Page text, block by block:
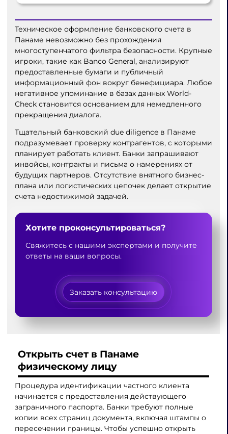
Техническое оформление банковского счета в
Панаме невозможно без прохождения
многоступенчатого фильтра безопасности. Крупные
игроки, такие как Banco General, анализируют
предоставленные бумаги и публичный
информационный фон вокруг бенефициара. Любое
негативное упоминание в базах данных World-
Check становится основанием для немедленного
прекращения диалога.
Тщательный банковский due diligence в Панаме
подразумевает проверку контрагентов, с которыми
планирует работать клиент. Банки запрашивают
инвойсы, контракты и письма о намерениях от
будущих партнеров. Отсутствие внятного бизнес-
плана или логистических цепочек делает открытие
счета недостижимой задачей.
Хотите проконсультироваться?
Свяжитесь с нашими экспертами и получите
ответы на ваши вопросы.
Заказать консультацию
Открыть счет в Панаме
физическому лицу
Процедура идентификации частного клиента
начинается с предоставления действующего
заграничного паспорта. Банки требуют полные
копии всех страниц документа, включая штампы о
пересечении границы. Чтобы успешно открыть